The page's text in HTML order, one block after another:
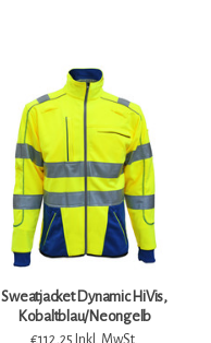
Sweatjacket Dynamic HiVis,
Kobaltblau/Neongelb